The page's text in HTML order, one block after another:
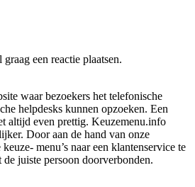
een reactie plaatsen.
waar bezoekers het telefonische
helpdesks kunnen opzoeken. Een
altijd even prettig. Keuzemenu.info
Door aan de hand van onze
menu’s naar een klantenservice te
juiste persoon doorverbonden.